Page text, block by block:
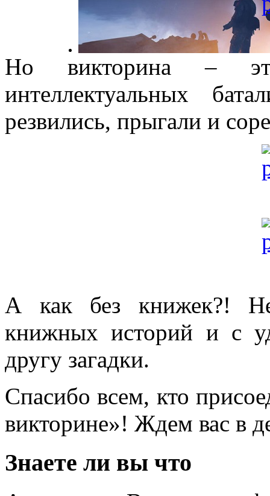
Но викторина –
интеллектуальных
резвились, прыгали и
А как без книжек?!
книжных историй и с
другу загадки.
Спасибо всем, кто
викторине»! Ждем вас в
Знаете ли вы что